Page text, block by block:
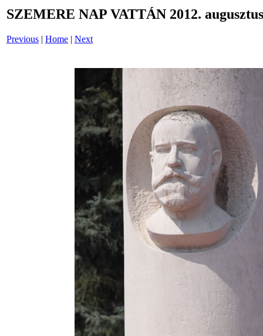
SZEMERE NAP VATTÁN 2012.
Previous | Home | Next